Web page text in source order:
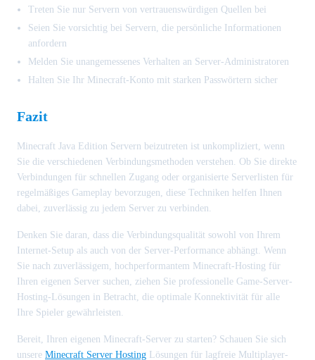
Treten Sie nur Servern von vertrauenswürdigen Quellen bei
Seien Sie vorsichtig bei Servern, die persönliche Informationen
anfordern
Melden Sie unangemessenes Verhalten an Server-Administratoren
Halten Sie Ihr Minecraft-Konto mit starken Passwörtern sicher
Fazit
Minecraft Java Edition Servern beizutreten ist unkompliziert, wenn
Sie die verschiedenen Verbindungsmethoden verstehen. Ob Sie direkte
Verbindungen für schnellen Zugang oder organisierte Serverlisten für
regelmäßiges Gameplay bevorzugen, diese Techniken helfen Ihnen
dabei, zuverlässig zu jedem Server zu verbinden.
Denken Sie daran, dass die Verbindungsqualität sowohl von Ihrem
Internet-Setup als auch von der Server-Performance abhängt. Wenn
Sie nach zuverlässigem, hochperformantem Minecraft-Hosting für
Ihren eigenen Server suchen, ziehen Sie professionelle Game-Server-
Hosting-Lösungen in Betracht, die optimale Konnektivität für alle
Ihre Spieler gewährleisten.
Bereit, Ihren eigenen Minecraft-Server zu starten? Schauen Sie sich
unsere Minecraft Server Hosting Lösungen für lagfreie Multiplayer-